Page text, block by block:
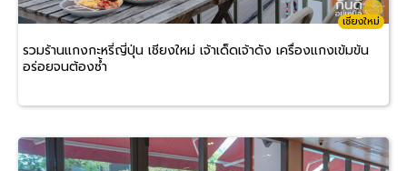
เชียงใหม่
รวมร้านแกงกะหรี่ญี่ปุ่น เชียงใหม่ เจ้าเด็ดเจ้าดัง เครื่องแกงเข้มข้น
อร่อยจนต้องซ้ำ